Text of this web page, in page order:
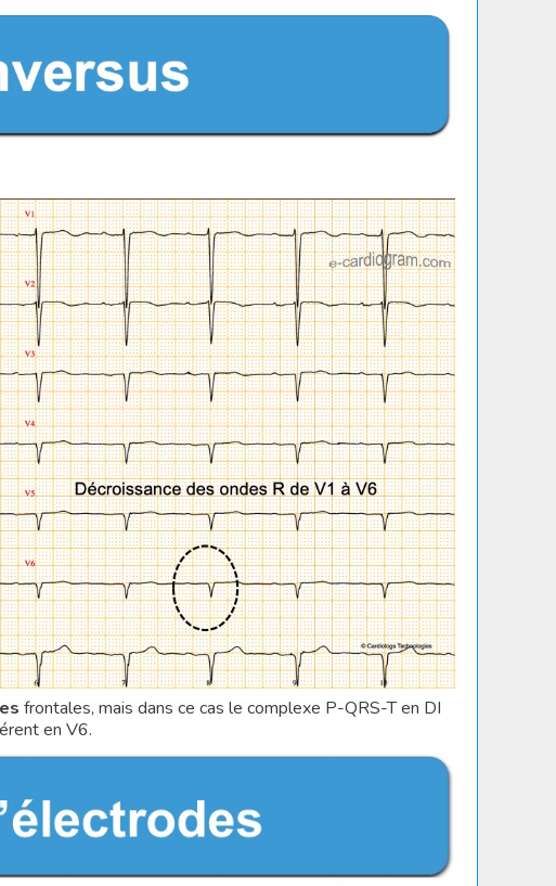
frontales, mais dans ce cas le complexe P-QRS-T en DI
en V6.